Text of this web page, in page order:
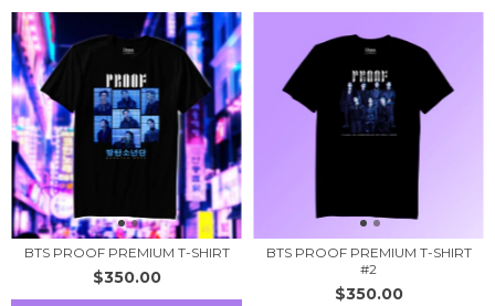
BTS PROOF PREMIUM T-SHIRT
$350.00
BTS PROOF PREMIUM T-SHIRT
#2
$350.00